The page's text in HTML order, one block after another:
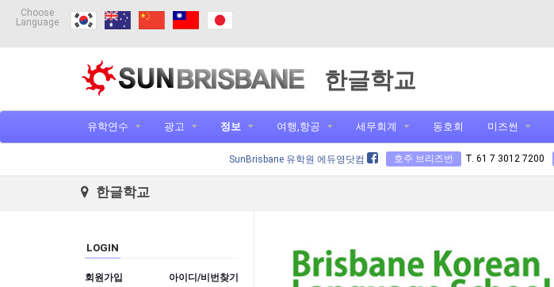
Choose
Language
한글학교
유학연수 광고 정보 여행,항공 세무회계 동호회 미즈썬
SunBrisbane 유학원 에듀영닷컴 호주 브리즈번 T. 61 7 3012 7200
한글학교
LOGIN
회원가입 아이디/비번찾기